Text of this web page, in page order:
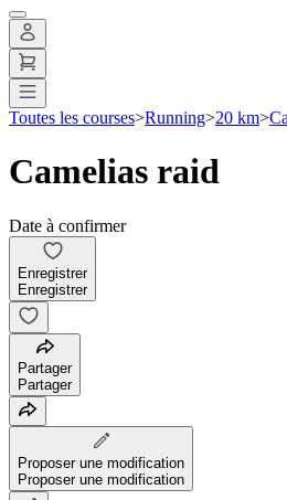
Toutes les courses>Running>20 km>
Camelias raid
Date à confirmer
Enregistrer
Enregistrer
Partager
Partager
Proposer une modification
Proposer une modification